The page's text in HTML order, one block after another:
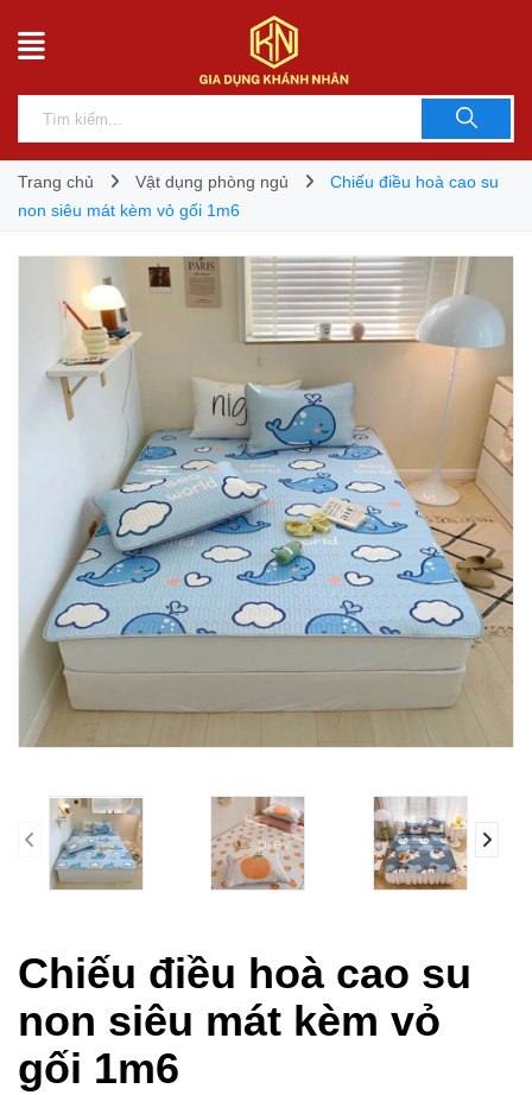
Trang chủ Vật dụng phòng ngủ
Chiếu điều hoà cao su
non siêu mát kèm vỏ gối 1m6
prev
Chiếu điều hoà cao su
non siêu mát kèm vỏ
gối 1m6